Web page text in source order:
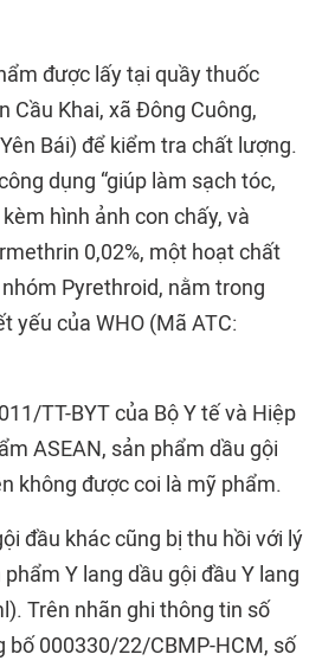
được lấy tại quầy thuốc
Cầu Khai, xã Đông Cuông,
Bái) để kiểm tra chất lượng.
dụng “giúp làm sạch tóc,
hình ảnh con chấy, và
0,02%, một hoạt chất
Pyrethroid, nằm trong
yếu của WHO (Mã ATC:
TT-BYT của Bộ Y tế và Hiệp
ASEAN, sản phẩm dầu gội
không được coi là mỹ phẩm.
đầu khác cũng bị thu hồi với lý
Y lang dầu gội đầu Y lang
Trên nhãn ghi thông tin số
bố 000330/22/CBMP-HCM, số